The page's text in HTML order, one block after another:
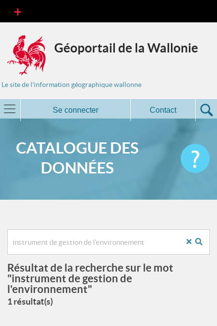
Géoportail de la Wallonie
Le site de l'information géographique wallonne
Se connecter Contact
CATALOGUE DES
DONNÉES
Résultat de la recherche sur le mot
"instrument de gestion de
l'environnement"
1 résultat(s)